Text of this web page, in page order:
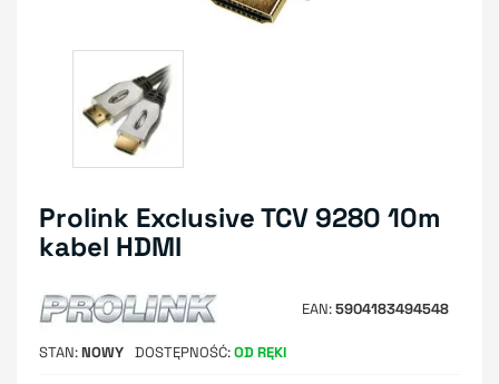
Prolink Exclusive TCV 9280 10m
kabel HDMI
EAN 5904183494548
STAN NOWY DOSTĘPNOŚĆ OD RĘKI